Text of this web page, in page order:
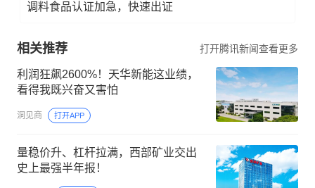
调料食品认证加急，快速出证
相关推荐 打开腾讯新闻查看更多
利润狂飙2600%！天华新能这业绩，
看得我既兴奋又害怕
洞见商 打开APP
量稳价升、杠杆拉满，西部矿业交出
史上最强半年报！